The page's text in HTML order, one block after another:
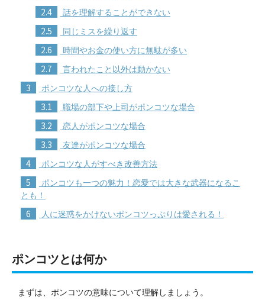
2.4 話を理解することができない
2.5 同じミスを繰り返す
2.6 時間やお金の使い方に無駄が多い
2.7 言われたこと以外は動かない
3 ポンコツな人への接し方
3.1 職場の部下や上司がポンコツな場合
3.2 恋人がポンコツな場合
3.3 友達がポンコツな場合
4 ポンコツな人がすべき改善方法
5
ポンコツも一つの魅力！恋愛では大きな武器になるこ
とも！
6 人に迷惑をかけないポンコツっぷりは愛される！
ポンコツとは何か
まずは、ポンコツの意味について理解しましょう。